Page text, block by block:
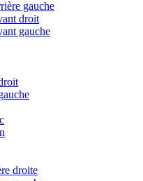
gauche
droit
gauche
droite